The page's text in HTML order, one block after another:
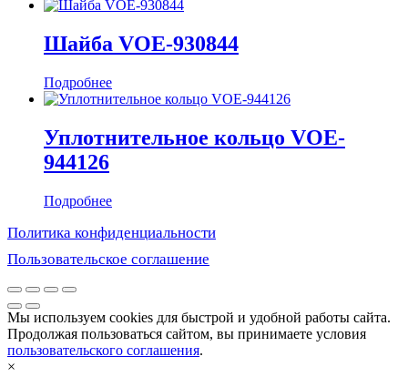
Шайба VOE-930844
Подробнее
Уплотнительное кольцо VOE-
944126
Подробнее
Политика конфиденциальности
Пользовательское соглашение
Мы используем cookies для быстрой и удобной работы сайта.
Продолжая пользоваться сайтом, вы принимаете условия
пользовательского соглашения.
×